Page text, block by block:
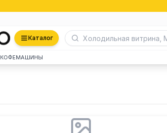
Каталог
КОФЕМАШИНЫ